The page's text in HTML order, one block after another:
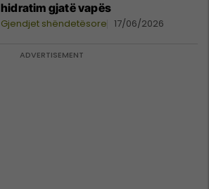
hidratim gjatë vapës
Gjendjet shëndetësore 17/06/2026